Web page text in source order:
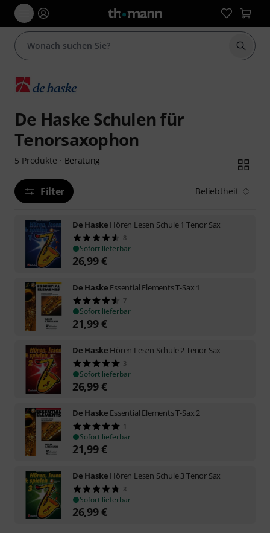
Suche
De Haske Schulen für
Tenorsaxophon
5 Produkte · Beratung
Filter Beliebtheit
De Haske Hören Lesen Schule 1 Tenor Sax
8
Sofort lieferbar
26,99€
De Haske Essential Elements T-Sax 1
7
Sofort lieferbar
21,99€
De Haske Hören Lesen Schule 2 Tenor Sax
3
Sofort lieferbar
26,99€
De Haske Essential Elements T-Sax 2
1
Sofort lieferbar
21,99€
De Haske Hören Lesen Schule 3 Tenor Sax
3
Sofort lieferbar
26,99€